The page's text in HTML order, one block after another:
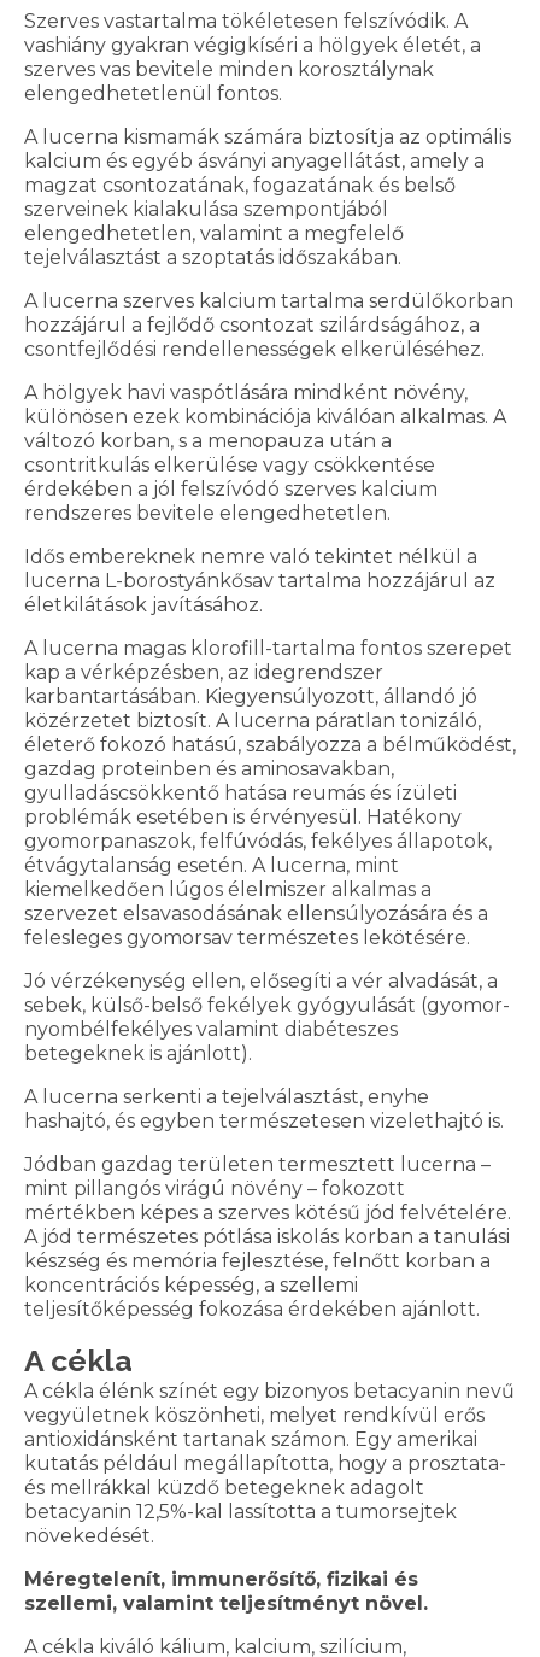
Szerves vastartalma tökéletesen felszívódik. A
vashiány gyakran végigkíséri a hölgyek életét, a
szerves vas bevitele minden korosztálynak
elengedhetetlenül fontos.
A lucerna kismamák számára biztosítja az optimális
kalcium és egyéb ásványi anyagellátást, amely a
magzat csontozatának, fogazatának és belső
szerveinek kialakulása szempontjából
elengedhetetlen, valamint a megfelelő
tejelválasztást a szoptatás időszakában.
A lucerna szerves kalcium tartalma serdülőkorban
hozzájárul a fejlődő csontozat szilárdságához, a
csontfejlődési rendellenességek elkerüléséhez.
A hölgyek havi vaspótlására mindként növény,
különösen ezek kombinációja kiválóan alkalmas. A
változó korban, s a menopauza után a
csontritkulás elkerülése vagy csökkentése
érdekében a jól felszívódó szerves kalcium
rendszeres bevitele elengedhetetlen.
Idős embereknek nemre való tekintet nélkül a
lucerna L-borostyánkősav tartalma hozzájárul az
életkilátások javításához.
A lucerna magas klorofill-tartalma fontos szerepet
kap a vérképzésben, az idegrendszer
karbantartásában. Kiegyensúlyozott, állandó jó
közérzetet biztosít. A lucerna páratlan tonizáló,
életerő fokozó hatású, szabályozza a bélműködést,
gazdag proteinben és aminosavakban,
gyulladáscsökkentő hatása reumás és ízületi
problémák esetében is érvényesül. Hatékony
gyomorpanaszok, felfúvódás, fekélyes állapotok,
étvágytalanság esetén. A lucerna, mint
kiemelkedően lúgos élelmiszer alkalmas a
szervezet elsavasodásának ellensúlyozására és a
felesleges gyomorsav természetes lekötésére.
Jó vérzékenység ellen, elősegíti a vér alvadását, a
sebek, külső-belső fekélyek gyógyulását (gyomor-
nyombélfekélyes valamint diabéteszes
betegeknek is ajánlott).
A lucerna serkenti a tejelválasztást, enyhe
hashajtó, és egyben természetesen vizelethajtó is.
Jódban gazdag területen termesztett lucerna –
mint pillangós virágú növény – fokozott
mértékben képes a szerves kötésű jód felvételére.
A jód természetes pótlása iskolás korban a tanulási
készség és memória fejlesztése, felnőtt korban a
koncentrációs képesség, a szellemi
teljesítőképesség fokozása érdekében ajánlott.
A cékla
A cékla élénk színét egy bizonyos betacyanin nevű
vegyületnek köszönheti, melyet rendkívül erős
antioxidánsként tartanak számon. Egy amerikai
kutatás például megállapította, hogy a prosztata-
és mellrákkal küzdő betegeknek adagolt
betacyanin 12,5%-kal lassította a tumorsejtek
növekedését.
Méregtelenít, immunerősítő, fizikai és
szellemi, valamint teljesítményt növel.
A cékla kiváló kálium, kalcium, szilícium,